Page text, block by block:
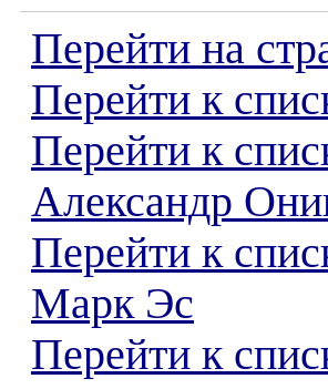
Перейти на
Перейти к
Перейти к
Александр
Перейти к
Марк Эс
Перейти к